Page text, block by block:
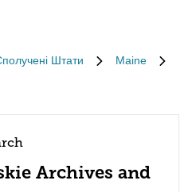
Штати
Maine
Archives and